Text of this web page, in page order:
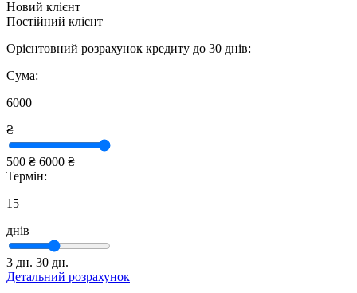
Новий клієнт
Постійний клієнт
Орієнтовний розрахунок кредиту до 30 днів:
Сума:
6000
₴
500 ₴ 6000 ₴
Термін:
15
днів
3 дн. 30 дн.
Детальний розрахунок